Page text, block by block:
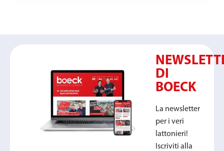
DI
BOECK
La newsletter
per i veri
lattonieri!
Iscriviti alla